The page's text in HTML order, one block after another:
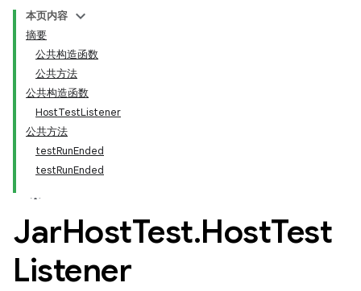
本页内容
摘要
公共构造函数
公共方法
公共构造函数
HostTestListener
公共方法
testRunEnded
testRunEnded
JarHostTest.HostTest
Listener